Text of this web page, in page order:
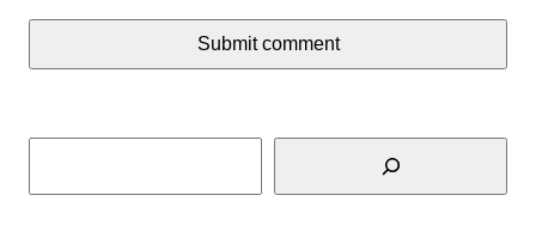
Submit comment
Tìm kiếm